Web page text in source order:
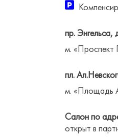
пр. Энгельса,
м. «Проспект
пл.
м. «Площадь
Салон по
открыт в